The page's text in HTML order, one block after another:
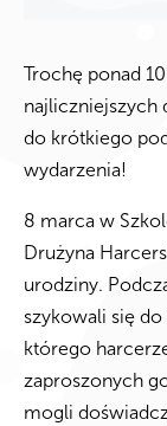
Trochę ponad
najliczniejszych
do krótkiego
wydarzenia!
8 marca w
Drużyna
urodziny.
szykowali się
którego
zaproszonych
mogli